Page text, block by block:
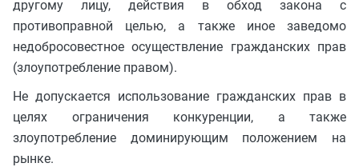
другому лицу, действия в обход закона с
противоправной целью, а также иное заведомо
недобросовестное осуществление гражданских прав
(злоупотребление правом).
Не допускается использование гражданских прав в
целях ограничения конкуренции, а также
злоупотребление доминирующим положением на
рынке.